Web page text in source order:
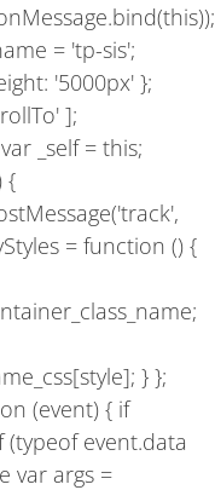
= 'tp-sis';
'5000px' };
];
_self = this;
{
= function () {
} };
(event) { if
event.data
var args =